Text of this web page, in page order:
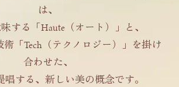
は、
する「Haute（オート）」と、
「Tech（テクノロジー）」を掛け
合わせた、
唱する、新しい美の概念です。